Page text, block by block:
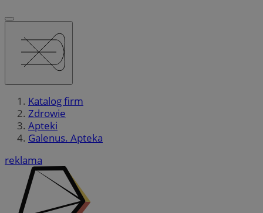
Katalog firm
Zdrowie
Apteki
Galenus. Apteka
reklama